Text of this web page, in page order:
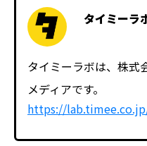
タイミーラ
タイミーラボは、株式
メディアです。
https://